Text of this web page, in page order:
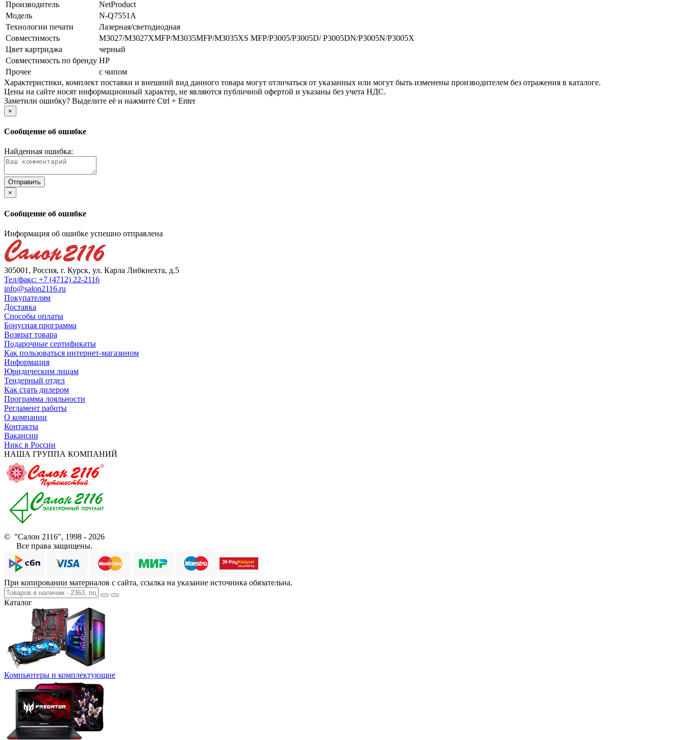
Производитель
NetProduct
Модель
N-Q7551A
Технологии печати
Лазерная/­светодиодная
Совместимость
M3027/­M3027XMFP/­M3035MFP/­M3035XS MFP/­P3005/­P3005D/­ P3005DN/­P3005N/­P3005X
Цвет картриджа
черный
Совместимость по бренду HP
Прочее
с чипом
Xарактеристики, комплект поставки и внешний вид данного товара могут отличаться от указанных или могут быть изменены производителем без отражения в каталоге.
Цены на сайте носят информационный характер, не являются публичной офертой и указаны без учета НДС.
Заметили ошибку? Выделите её и нажмите Ctrl + Enter
×
Сообщение об ошибке
Найденная ошибка:
×
Сообщение об ошибке
Информация об ошибке успешно отправлена
305001, Россия, г. Курск, ул. Карла Либкнехта, д.5
Тел/факс: +7 (4712) 22-2116
info@salon2116.ru
Покупателям
Доставка
Способы оплаты
Бонусная программа
Возврат товара
Подарочные сертификаты
Как пользоваться интернет-магазином
Информация
Юридическим лицам
Тендерный отдел
Как стать дилером
Программа лояльности
Регламент работы
О компании
Контакты
Вакансии
Никс в России
НАША ГРУППА КОМПАНИЙ
© "Салон 2116", 1998 - 2026
Все права защищены.
При копировании материалов с сайта, ссылка на указание источника обязательна.
Каталог
Компьютеры и комплектующие